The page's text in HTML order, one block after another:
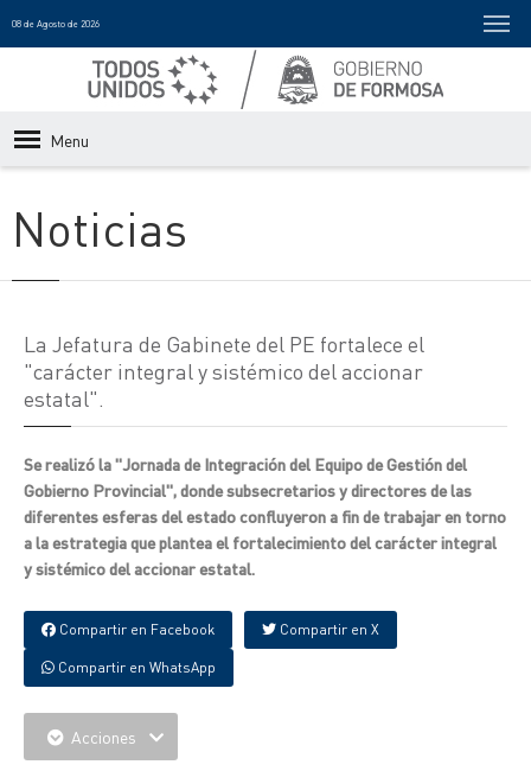
08 de Agosto de 2026
Menu
Noticias
La Jefatura de Gabinete del PE fortalece el
"carácter integral y sistémico del accionar
estatal".
Se realizó la "Jornada de Integración del Equipo de Gestión del
Gobierno Provincial", donde subsecretarios y directores de las
diferentes esferas del estado confluyeron a fin de trabajar en torno
a la estrategia que plantea el fortalecimiento del carácter integral
y sistémico del accionar estatal.
Compartir en Facebook Compartir en X
Compartir en WhatsApp
Acciones